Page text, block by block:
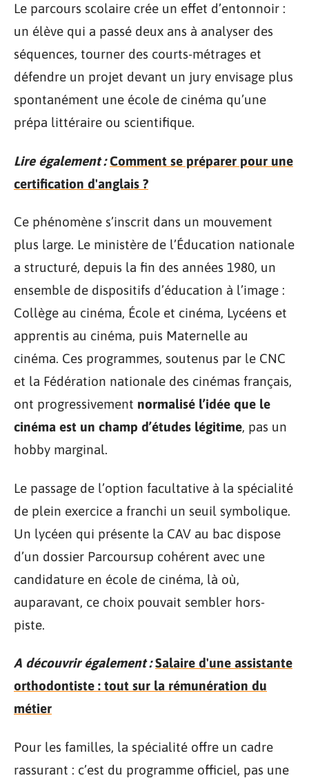
Le parcours scolaire crée un effet d’entonnoir :
un élève qui a passé deux ans à analyser des
séquences, tourner des courts-métrages et
défendre un projet devant un jury envisage plus
spontanément une école de cinéma qu’une
prépa littéraire ou scientifique.
Lire également : Comment se préparer pour une
certification d'anglais ?
Ce phénomène s’inscrit dans un mouvement
plus large. Le ministère de l’Éducation nationale
a structuré, depuis la fin des années 1980, un
ensemble de dispositifs d’éducation à l’image :
Collège au cinéma, École et cinéma, Lycéens et
apprentis au cinéma, puis Maternelle au
cinéma. Ces programmes, soutenus par le CNC
et la Fédération nationale des cinémas français,
ont progressivement normalisé l’idée que le
cinéma est un champ d’études légitime, pas un
hobby marginal.
Le passage de l’option facultative à la spécialité
de plein exercice a franchi un seuil symbolique.
Un lycéen qui présente la CAV au bac dispose
d’un dossier Parcoursup cohérent avec une
candidature en école de cinéma, là où,
auparavant, ce choix pouvait sembler hors-
piste.
A découvrir également : Salaire d'une assistante
orthodontiste : tout sur la rémunération du
métier
Pour les familles, la spécialité offre un cadre
rassurant : c’est du programme officiel, pas une